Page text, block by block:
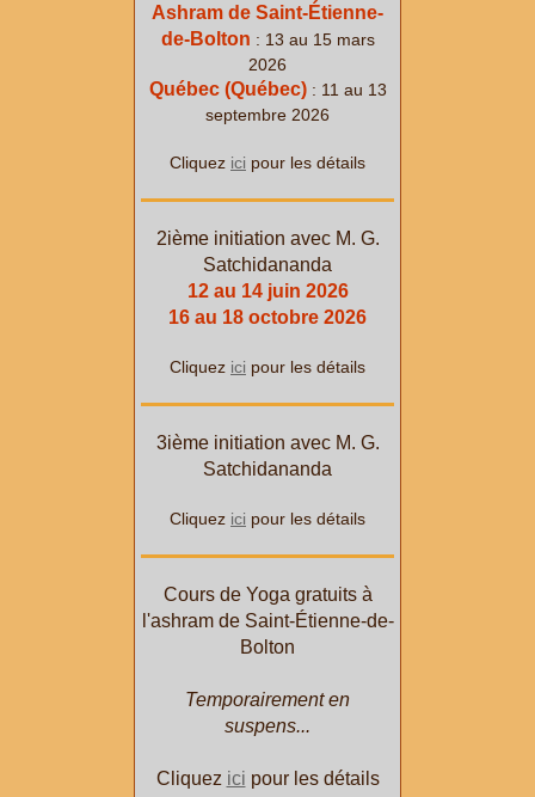
Ashram de Saint-Étienne-
de-Bolton : 13 au 15 mars
2026
Québec (Québec): 11 au 13
septembre 2026
Cliquez ici pour les détails
2ième initiation avec M. G.
Satchidananda
12 au 14 juin 2026
16 au 18 octobre 2026
Cliquez ici pour les détails
3ième initiation avec M. G.
Satchidananda
Cliquez ici pour les détails
Cours de Yoga gratuits à
l'ashram de Saint-Étienne-de-
Bolton
Temporairement en
suspens...
Cliquez ici pour les détails